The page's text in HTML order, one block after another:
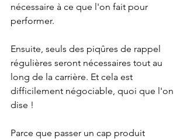
nécessaire à ce que l'on fait pour
performer.
Ensuite, seuls des piqûres de rappel
régulières seront nécessaires tout au
long de la carrière. Et cela est
difficilement négociable, quoi que l'on
dise !
Parce que passer un cap produit